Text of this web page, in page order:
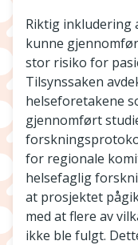
Riktig inkludering
kunne
stor risiko for
Tilsynssaken
helseforetakene
gjennomført
for regionale
helsefaglig
at prosjektet
med at flere av
ikke ble fulgt.